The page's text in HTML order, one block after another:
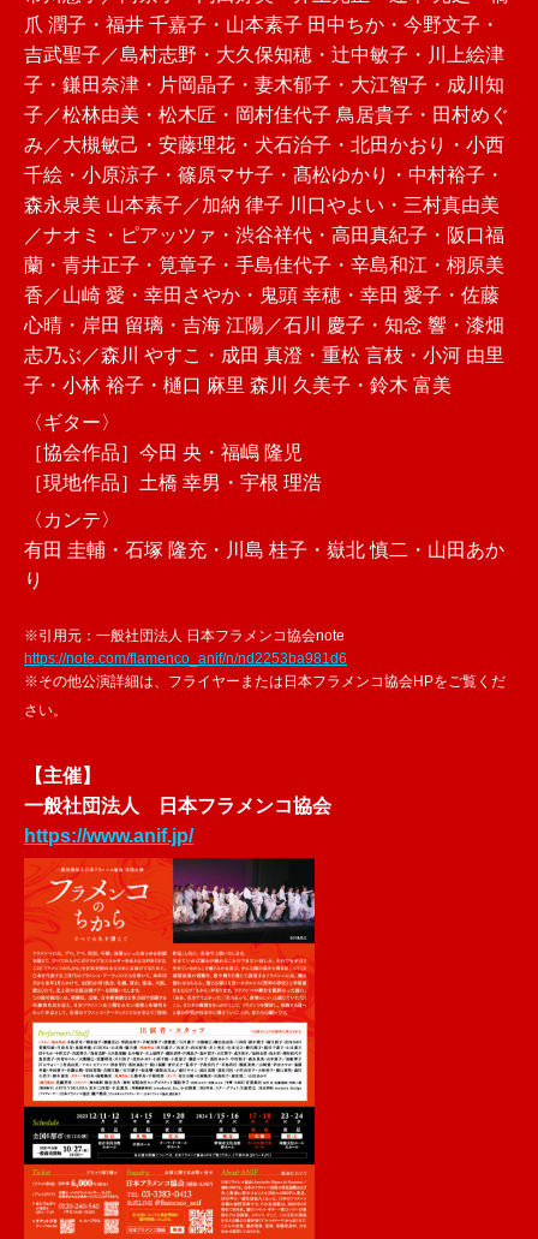
爪 潤子・福井 千嘉子・山本素子 田中ちか・今野文子・
吉武聖子／島村志野・大久保知穂・辻中敏子・川上絵津
子・鎌田奈津・片岡晶子・妻木郁子・大江智子・成川知
子／松林由美・松木匠・岡村佳代子 鳥居貴子・田村めぐ
み／大槻敏己・安藤理花・犬石治子・北田かおり・小西
千絵・小原涼子・篠原マサ子・髙松ゆかり・中村裕子・
森永泉美 山本素子／加納 律子 川口やよい・三村真由美
／ナオミ・ピアッツァ・渋谷祥代・高田真紀子・阪口福
蘭・青井正子・筧章子・手島佳代子・辛島和江・栩原美
香／山崎 愛・幸田さやか・鬼頭 幸穂・幸田 愛子・佐藤
心晴・岸田 留璃・吉海 江陽／石川 慶子・知念 響・漆畑
志乃ぶ／森川 やすこ・成田 真澄・重松 言枝・小河 由里
子・小林 裕子・樋口 麻里 森川 久美子・鈴木 富美
〈ギター〉
［協会作品］今田 央・福嶋 隆児
［現地作品］土橋 幸男・宇根 理浩
〈カンテ〉
有田 圭輔・石塚 隆充・川島 桂子・嶽北 慎二・山田あか
り
※引用元：一般社団法人 日本フラメンコ協会note
https://note.com/flamenco_anif/n/nd2253ba981d6
※その他公演詳細は、フライヤーまたは日本フラメンコ協会HPをご覧くだ
さい。
【主催】
一般社団法人 日本フラメンコ協会
https://www.anif.jp/